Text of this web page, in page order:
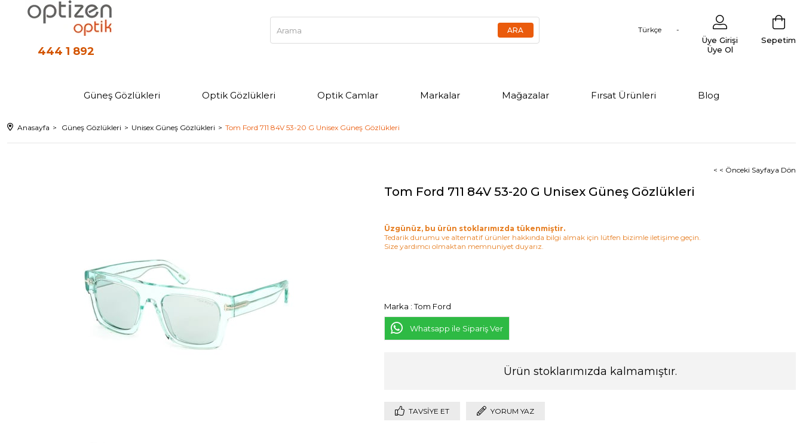
444 1 892
Türkçe
Sepetim
Üye Girişi
Üye Ol
Güneş Gözlükleri Optik Gözlükleri Optik Camlar Markalar Mağazalar Fırsat Ürünleri Blog
Anasayfa Güneş Gözlükleri Unisex Güneş Gözlükleri Tom Ford 711 84V 53-20 G Unisex Güneş Gözlükleri
< < Önceki Sayfaya Dön
Tom Ford 711 84V 53-20 G Unisex Güneş Gözlükleri
Üzgünüz, bu ürün stoklarımızda tükenmiştir.
Tedarik durumu ve alternatif ürünler hakkında bilgi almak için lütfen bizimle iletişime geçin.
Size yardımcı olmaktan memnuniyet duyarız.
Marka : Tom Ford
Whatsapp ile Sipariş Ver
Ürün stoklarımızda kalmamıştır.
TAVSIYE ET YORUM YAZ